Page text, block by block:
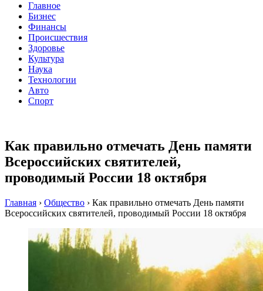
Главное
Бизнес
Финансы
Происшествия
Здоровье
Культура
Наука
Технологии
Авто
Спорт
Как правильно отмечать День памяти
Всероссийских святителей,
проводимый России 18 октября
Главная › Общество › Как правильно отмечать День памяти
Всероссийских святителей, проводимый России 18 октября